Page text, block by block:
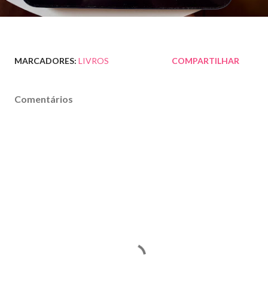
MARCADORES: LIVROS COMPARTILHAR
Comentários